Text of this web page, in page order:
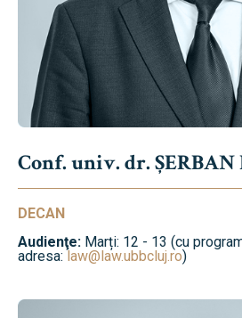
Conf. univ. dr. ȘERBAN
DECAN
Audienţe: Marți: 12 - 13 (cu
adresa:law@law.ubbcluj.ro)